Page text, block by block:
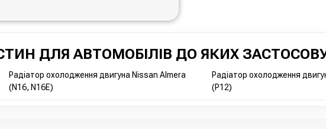
ДЛЯ АВТОМОБІЛІВ ДО ЯКИХ
Радіатор охолодження двигуна Nissan Almera
(N16, N16E)
Радіатор охолодження
(P12)